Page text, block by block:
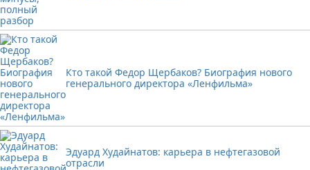
Кто такой Федор Щербаков? Биография нового
генерального директора «Ленфильма»
Эдуард Худайнатов: карьера в нефтегазовой
отрасли